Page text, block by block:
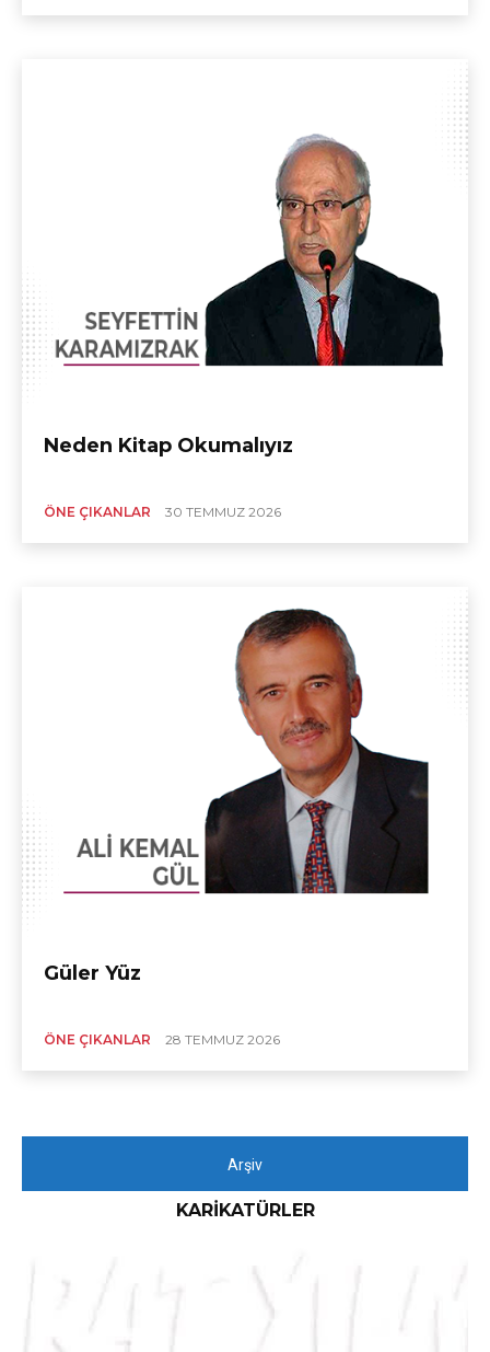
Neden Kitap Okumalıyız
ÖNE ÇIKANLAR 30 TEMMUZ 2026
Güler Yüz
ÖNE ÇIKANLAR 28 TEMMUZ 2026
Arşiv
KARIKATÜRLER